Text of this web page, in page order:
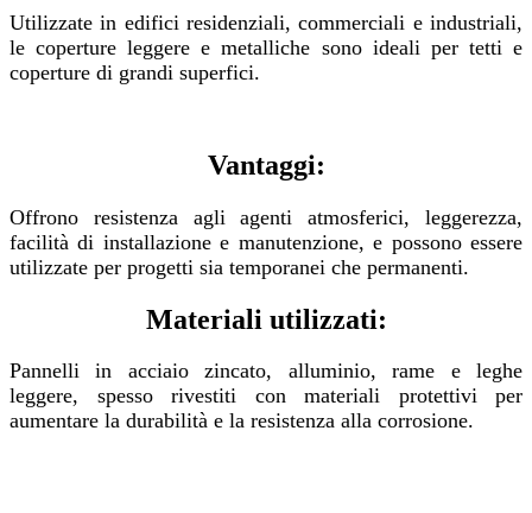
Utilizzate in edifici residenziali, commerciali e industriali,
le coperture leggere e metalliche sono ideali per tetti e
coperture di grandi superfici.
Vantaggi:
Offrono resistenza agli agenti atmosferici, leggerezza,
facilità di installazione e manutenzione, e possono essere
utilizzate per progetti sia temporanei che permanenti.
Materiali utilizzati:
Pannelli in acciaio zincato, alluminio, rame e leghe
leggere, spesso rivestiti con materiali protettivi per
aumentare la durabilità e la resistenza alla corrosione.